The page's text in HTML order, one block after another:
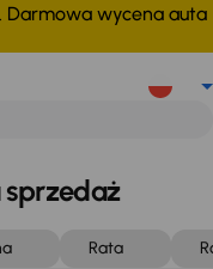
Darmowa wycena auta
Rata